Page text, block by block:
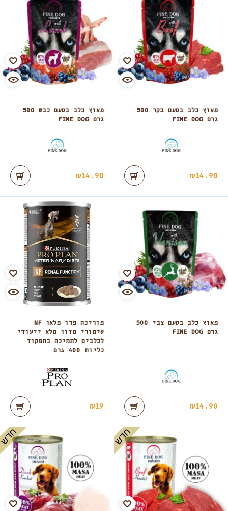
פאוץ כלב בטעם בקר 500
גרם FINE DOG
₪14.90
פאוץ כלב בטעם כבש 500
גרם FINE DOG
₪14.90
פאוץ כלב בטעם צבי 500
גרם FINE DOG
₪14.90
פורינה פרו פלאן NF
שימורי מזון מלא ייעודי
לכלבים לתמיכה בתפקוד
כליות 400 גרם
₪19
חדש